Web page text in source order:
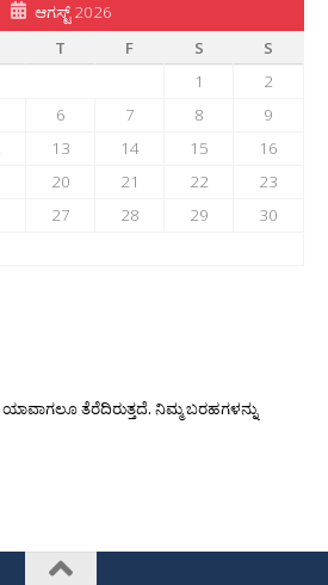
ಆಗಸ್ಟ್ 2026
T F S
S
1
2
6 7 8
9
13 14 15
16
20 21 22
23
27 28 29
30
ತೆರೆದಿರುತ್ತದೆ. ನಿಮ್ಮ ಬರಹಗಳನ್ನು